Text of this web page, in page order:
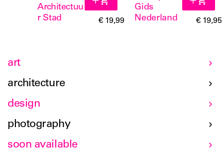
Architectuu
r Stad
€ 19,99
Gids
Nederland
€ 19,95
art
architecture
design
photography
soon available